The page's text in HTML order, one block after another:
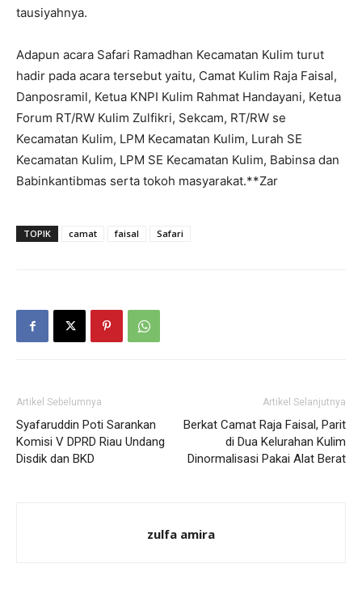
tausiyahnya.
Adapun acara Safari Ramadhan Kecamatan Kulim turut
hadir pada acara tersebut yaitu, Camat Kulim Raja Faisal,
Danposramil, Ketua KNPI Kulim Rahmat Handayani, Ketua
Forum RT/RW Kulim Zulfikri, Sekcam, RT/RW se
Kecamatan Kulim, LPM Kecamatan Kulim, Lurah SE
Kecamatan Kulim, LPM SE Kecamatan Kulim, Babinsa dan
Babinkantibmas serta tokoh masyarakat.**Zar
TOPIK camat faisal Safari
Artikel Sebelumnya
Syafaruddin Poti Sarankan
Komisi V DPRD Riau Undang
Disdik dan BKD
Artikel Selanjutnya
Berkat Camat Raja Faisal, Parit
di Dua Kelurahan Kulim
Dinormalisasi Pakai Alat Berat
zulfa amira